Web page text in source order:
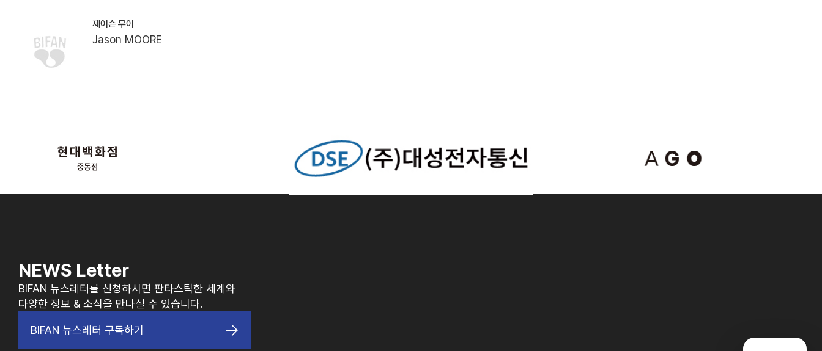
제이슨 무이
Jason MOORE
NEWS Letter
BIFAN 뉴스레터를 신청하시면 판타스틱한 세계와
다양한 정보 & 소식을 만나실 수 있습니다.
BIFAN 뉴스레터 구독하기